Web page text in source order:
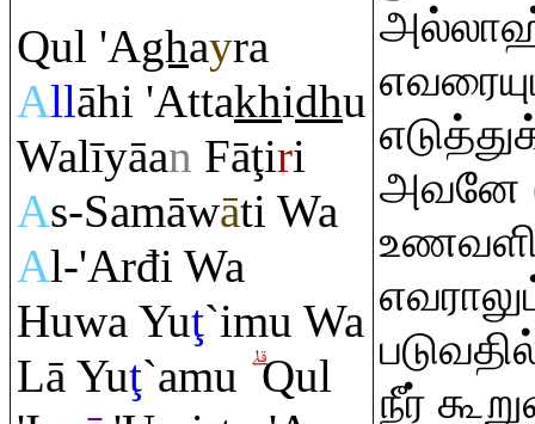
Qul 'Aghayra
Allāhi 'Attakhidhu
Walīyāan Fāţiri
As-Samāwāti Wa
Al-'Arđi Wa
Huwa Yuţ`imu Wa
Lā Yuţ`amu Qul
அவனே
நீர்